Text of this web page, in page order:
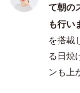
て朝の
も行い
を搭載
る日焼
ンも上